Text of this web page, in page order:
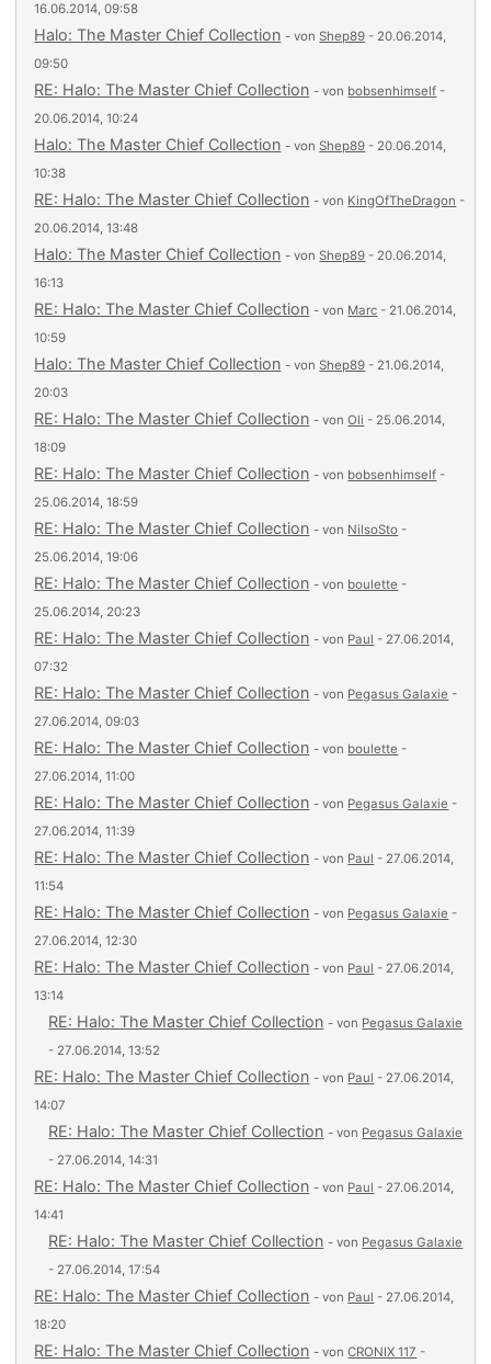
16.06.2014, 09:58
Halo: The Master Chief Collection - vonShep89 - 20.06.2014,
09:50
RE: Halo: The Master Chief Collection - von bobsenhimself -
20.06.2014, 10:24
Halo: The Master Chief Collection - vonShep89 - 20.06.2014,
10:38
RE: Halo: The Master Chief Collection - von KingOfTheDragon -
20.06.2014, 13:48
Halo: The Master Chief Collection - vonShep89 - 20.06.2014,
16:13
RE: Halo: The Master Chief Collection - von Marc - 21.06.2014,
10:59
Halo: The Master Chief Collection - vonShep89 - 21.06.2014,
20:03
RE: Halo: The Master Chief Collection - vonOli - 25.06.2014,
18:09
RE: Halo: The Master Chief Collection - von bobsenhimself -
25.06.2014, 18:59
RE: Halo: The Master Chief Collection - von NilsoSto -
25.06.2014, 19:06
RE: Halo: The Master Chief Collection - von boulette -
25.06.2014, 20:23
RE: Halo: The Master Chief Collection - von Paul - 27.06.2014,
07:32
RE: Halo: The Master Chief Collection - von Pegasus Galaxie -
27.06.2014, 09:03
RE: Halo: The Master Chief Collection - von boulette -
27.06.2014, 11:00
RE: Halo: The Master Chief Collection - von Pegasus Galaxie -
27.06.2014, 11:39
RE: Halo: The Master Chief Collection - von Paul - 27.06.2014,
11:54
RE: Halo: The Master Chief Collection - von Pegasus Galaxie -
27.06.2014, 12:30
RE: Halo: The Master Chief Collection - von Paul - 27.06.2014,
13:14
RE: Halo: The Master Chief Collection - von Pegasus Galaxie
- 27.06.2014, 13:52
RE: Halo: The Master Chief Collection - von Paul - 27.06.2014,
14:07
RE: Halo: The Master Chief Collection - von Pegasus Galaxie
- 27.06.2014, 14:31
RE: Halo: The Master Chief Collection - von Paul - 27.06.2014,
14:41
RE: Halo: The Master Chief Collection - von Pegasus Galaxie
- 27.06.2014, 17:54
RE: Halo: The Master Chief Collection - von Paul - 27.06.2014,
18:20
RE: Halo: The Master Chief Collection - vonCRONIX 117 -